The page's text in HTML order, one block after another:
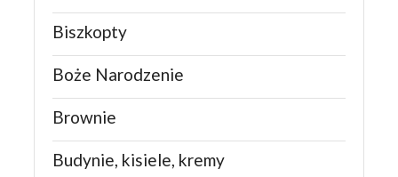
Biszkopty
Boże Narodzenie
Brownie
Budynie, kisiele, kremy